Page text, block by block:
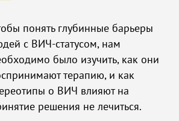
понять глубинные барьеры
с ВИЧ-статусом, нам
было изучить, как они
терапию, и как
о ВИЧ влияют на
решения не лечиться.